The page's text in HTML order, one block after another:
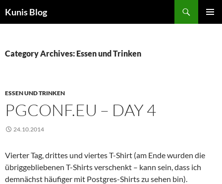
toKunis Blog
Category Archives: Essen und Trinken
ESSEN UND TRINKEN
PGCONF.EU – DAY 4
24.10.2014
Vierter Tag, drittes und viertes T-Shirt (am Ende wurden die
übriggebliebenen T-Shirts verschenkt – kann sein, dass ich
demnächst häufiger mit Postgres-Shirts zu sehen bin).